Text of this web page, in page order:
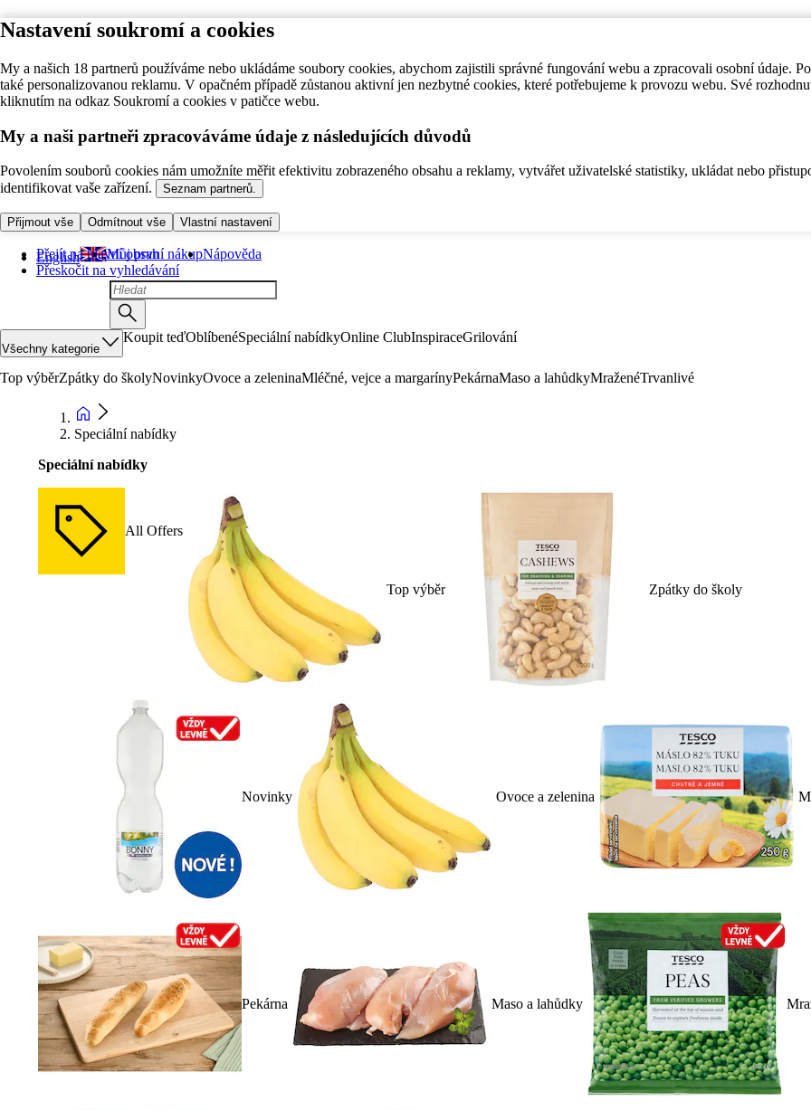
Nastavení soukromí a cookies
My a našich 18 partnerů používáme nebo ukládáme soubory cookies, abychom zajistili správné fungování webu a zpracovali osobní údaje.
také personalizovanou reklamu. V opačném případě zůstanou aktivní jen nezbytné cookies, které potřebujeme k provozu webu. Své
kliknutím na odkaz Soukromí a cookies v patičce webu.
My a naši partneři zpracováváme údaje z následujících důvodů
Povolením souborů cookies nám umožníte měřit efektivitu zobrazeného obsahu a reklamy, vytvářet uživatelské statistiky, ukládat nebo
identifikovat vaše zařízení.
Seznam partnerů.
Přijmout vše Odmítnout vše Vlastní nastavení
Přejít na hlavní obsah
Přeskočit na vyhledávání
English Můj první nákupNápověda
Všechny kategorie
Koupit teďOblíbenéSpeciální nabídkyOnline ClubInspiraceGrilování
Top výběrZpátky do školyNovinkyOvoce a zeleninaMléčné, vejce a margarínyPekárnaMaso a lahůdkyMraženéTrvanlivé
Speciální nabídky
Speciální nabídky
All Offers
Top výběr Zpátky do školy
Novinky Ovoce a zelenina
Pekárna Maso a lahůdky